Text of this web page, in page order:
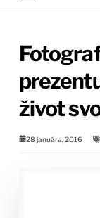
život
28 januára, 2016